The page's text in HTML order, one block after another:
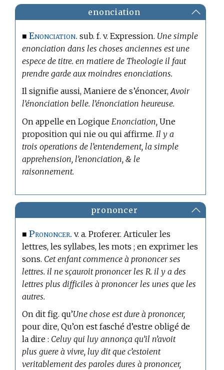
enonciation
■Enonciation. sub. f. v. Expression. Une simple
enonciation dans les choses anciennes est une
espece de titre. en matiere de Theologie il faut
prendre garde aux moindres enonciations.
Il signifie aussi, Maniere de s’énoncer,Avoir
l’énonciation belle. l’énonciation heureuse.
On appelleen Logique Enonciation, Une
proposition qui nie ou qui affirme.Il y a
trois operations de l’entendement, la simple
apprehension, l’enonciation, & le
raisonnement.
prononcer
■Prononcer. v. a. Proferer. Articuler les
lettres, les syllabes, les mots ; en exprimer les
sons. Cet enfant commence à prononcer ses
lettres. il ne sçauroit prononcer les R. il y a des
lettres plus difficiles à prononcer les unes que les
autres.
On dit fig. qu’Une chose est dure à prononcer,
pour dire, Qu’on est fasché d’estre obligé de
la dire : Celuy qui luy annonça qu’il n’avoit
plus guere à vivre, luy dit que c’estoient
veritablement des paroles dures à prononcer,